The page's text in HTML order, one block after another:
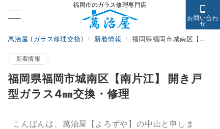
福岡市のガラス修理専門店
お問い合わ
せ
萬治屋 (ガラス修理交換) 新着情報 福岡県福岡市城南区【南片江】 開き戸 型ガラス4㎜交換・修理
新着情報
福岡県福岡市城南区【南片江】 開き戸
型ガラス4㎜交換・修理
こんばんは、萬治屋【よろずや】の中山と申しま